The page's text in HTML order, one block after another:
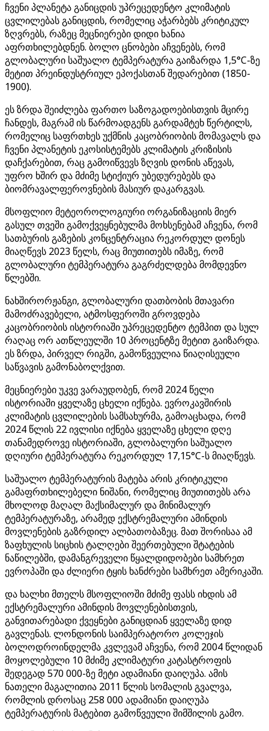
ჩვენი პლანეტა განიცდის უპრეცედენტო კლიმატის
ცვლილებას განიცდის, რომელიც აჭარბებს კრიტიკულ
ზღვრებს, რაზეც მეცნიერები დიდი ხანია
აფრთხილებდნენ. ბოლო ცნობები აჩვენებს, რომ
გლობალური საშუალო ტემპერატურა გაიზარდა 1,5°C-ზე
მეტით პრეინდუსტრიულ ეპოქასთან შედარებით (1850-
1900).
ეს ზრდა შეიძლება ფართო საზოგადოებისთვის მცირე
ჩანდეს, მაგრამ ის წარმოადგენს გარდამტეხ წერტილს,
რომელიც საფრთხეს უქმნის კაცობრიობის მომავალს და
ჩვენი პლანეტის ეკოსისტემებს კლიმატის კრიზისის
დაჩქარებით, რაც გამოიწვევს ზღვის დონის აწევას,
უფრო ხშირ და მძიმე სტიქიურ უბედურებებს და
ბიომრავალფეროვნების მასიურ დაკარგვას.
მსოფლიო მეტეოროლოგიური ორგანიზაციის მიერ
გასულ თვეში გამოქვეყნებულმა მოხსენებამ აჩვენა, რომ
სათბურის გაზების კონცენტრაცია რეკორდულ დონეს
მიაღწევს 2023 წელს, რაც მიუთითებს იმაზე, რომ
გლობალური ტემპერატურა გაგრძელდება მომდევნო
წლებში.
ნახშირორჟანგი, გლობალური დათბობის მთავარი
მამოძრავებელი, ატმოსფეროში გროვდება
კაცობრიობის ისტორიაში უპრეცედენტო ტემპით და სულ
რაღაც ორ ათწლეულში 10 პროცენტზე მეტით გაიზარდა.
ეს ზრდა, პირველ რიგში, გამოწვეულია წიაღისეული
საწვავის გამონაბოლქვით.
მეცნიერები უკვე ვარაუდობენ, რომ 2024 წელი
ისტორიაში ყველაზე ცხელი იქნება. ევროკავშირის
კლიმატის ცვლილების სამსახურმა, გამოაცხადა, რომ
2024 წლის 22 ივლისი იქნება ყველაზე ცხელი დღე
თანამედროვე ისტორიაში, გლობალური საშუალო
დღიური ტემპერატურა რეკორდულ 17,15°C-ს მიაღწევს.
საშუალო ტემპერატურის მატება არის კრიტიკული
გამაფრთხილებელი ნიშანი, რომელიც მიუთითებს არა
მხოლოდ მაღალ მაქსიმალურ და მინიმალურ
ტემპერატურაზე, არამედ ექსტრემალური ამინდის
მოვლენების გაზრდილ ალბათობაზეც. მათ შორისაა ამ
ზაფხულის სიცხის ტალღები შეერთებული შტატების
ნაწილებში, დამანგრეველი წყალდიდობები სამხრეთ
ევროპაში და ძლიერი ტყის ხანძრები სამხრეთ ამერიკაში.
და ხალხი მთელს მსოფლიოში მძიმე ფასს იხდის ამ
ექსტრემალური ამინდის მოვლენებისთვის,
განვითარებადი ქვეყნები განიცდიან ყველაზე დიდ
გავლენას. ლონდონის საიმპერატორო კოლეჯის
ბოლოდროინდელმა კვლევამ აჩვენა, რომ 2004 წლიდან
მოყოლებული 10 მძიმე კლიმატური კატასტროფის
შედეგად 570 000-ზე მეტი ადამიანი დაიღუპა. ამის
ნათელი მაგალითია 2011 წლის სომალის გვალვა,
რომლის დროსაც 258 000 ადამიანი დაიღუპა
ტემპერატურის მატებით გამოწვეული შიმშილის გამო.